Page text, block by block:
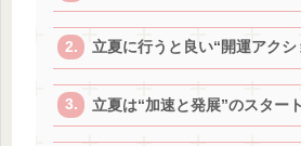
立夏に行うと良い“開運アクシ
立夏は“加速と発展”のスター